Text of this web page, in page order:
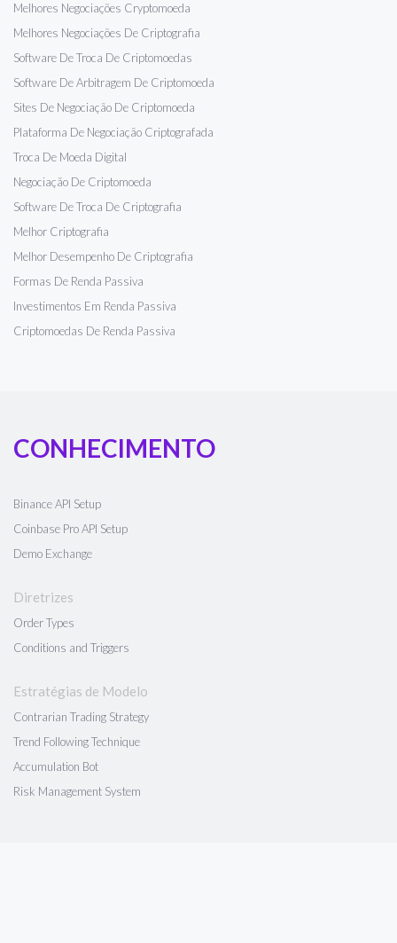
Melhores Negociações Cryptomoeda
Melhores Negociações De Criptografia
Software De Troca De Criptomoedas
Software De Arbitragem De Criptomoeda
Sites De Negociação De Criptomoeda
Plataforma De Negociação Criptografada
Troca De Moeda Digital
Negociação De Criptomoeda
Software De Troca De Criptografia
Melhor Criptografia
Melhor Desempenho De Criptografia
Formas De Renda Passiva
Investimentos Em Renda Passiva
Criptomoedas De Renda Passiva
CONHECIMENTO
Binance API Setup
Coinbase Pro API Setup
Demo Exchange
Diretrizes
Order Types
Conditions and Triggers
Estratégias de Modelo
Contrarian Trading Strategy
Trend Following Technique
Accumulation Bot
Risk Management System